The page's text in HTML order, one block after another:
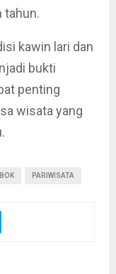
tahun.
kawin lari dan
bukti
penting
wisata yang
PARIWISATA